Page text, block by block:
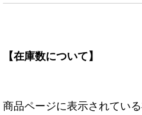
【在庫数について】
商品ページに表示されてい